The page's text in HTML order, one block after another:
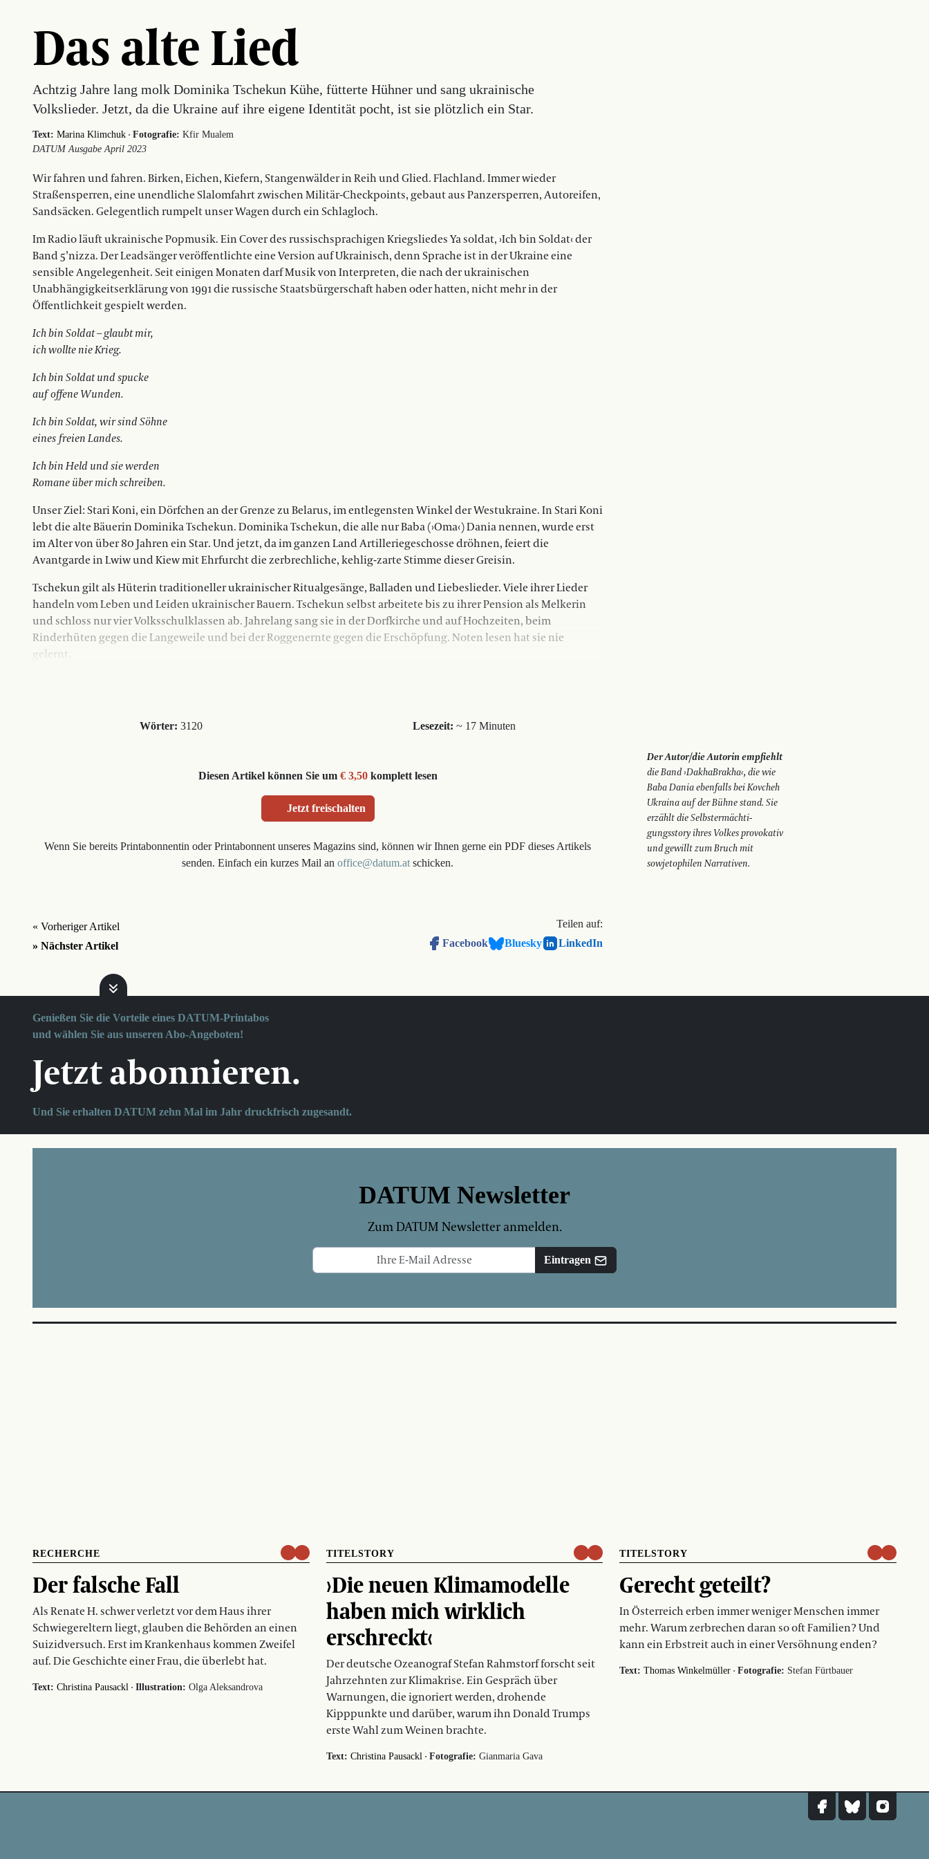
Das alte Lied
Achtzig Jahre lang molk Dominika Tschekun Kühe, fütterte Hühner und sang ukrainische
Volkslieder. Jetzt, da die Ukraine auf ihre eigene Identität pocht, ist sie plötzlich ein Star.
Text: Marina Klimchuk · Fotografie: Kfir Mualem
DATUM Ausgabe April 2023
Wir fahren und fahren. Birken, Eichen, Kiefern, Stangenwälder in Reih und Glied. Flachland. Immer wieder
Straßensperren, eine unendliche Slalomfahrt zwischen Militär-Checkpoints, gebaut aus Panzersperren, Autoreifen,
Sandsäcken. Gelegentlich rumpelt unser Wagen durch ein Schlagloch.
Im Radio läuft ukrainische Popmusik. Ein Cover des russischsprachigen Kriegsliedes Ya soldat, ›Ich bin Soldat‹ der
Band 5’nizza. Der Leadsänger veröffentlichte eine Version auf Ukrainisch, denn Sprache ist in der Ukraine eine
sensible Angelegenheit. Seit einigen Monaten darf Musik von Interpreten, die nach der ukrainischen
Unabhängigkeitserklärung von 1991 die russische Staatsbürgerschaft haben oder hatten, nicht mehr in der
Öffentlichkeit gespielt werden.
Ich bin Soldat – glaubt mir,
ich wollte nie Krieg.
Ich bin Soldat und spucke
auf offene Wunden.
Ich bin Soldat, wir sind Söhne
eines freien Landes.
Ich bin Held und sie werden
Romane über mich schreiben.
Unser Ziel: Stari Koni, ein Dörfchen an der Grenze zu Belarus, im entlegensten Winkel der Westukraine. In Stari Koni
lebt die alte Bäuerin Dominika Tschekun. Dominika Tschekun, die alle nur Baba (›Oma‹) Dania nennen, wurde erst
im Alter von über 80 Jahren ein Star. Und jetzt, da im ganzen Land Artilleriegeschosse dröhnen, feiert die
Avantgarde in Lwiw und Kiew mit Ehrfurcht die zerbrechliche, kehlig-zarte Stimme dieser Greisin.
Tschekun gilt als Hüterin traditioneller ukrainischer Ritualgesänge, Balladen und Liebeslieder. Viele ihrer Lieder
handeln vom Leben und Leiden ukrainischer Bauern. Tschekun selbst arbeitete bis zu ihrer Pension als Melkerin
und schloss nur vier Volksschulklassen ab. Jahrelang sang sie in der Dorfkirche und auf Hochzeiten, beim
Rinderhüten gegen die Langeweile und bei der Roggenernte gegen die Erschöpfung. Noten lesen hat sie nie
gelernt.
Wörter: 3120 Lesezeit: ~ 17 Minuten
Diesen Artikel können Sie um € 3,50komplett lesen
Jetzt freischalten
Wenn Sie bereits Printabonnentin oder Printabonnent unseres Magazins sind, können wir Ihnen gerne ein PDF dieses Artikels
senden. Einfach ein kurzes Mail anoffice@datum.at schicken.
Der Autor/die Autorin empfiehlt
die Band ›DakhaBrakha‹, die wie
Baba Dania ebenfalls bei Kovcheh
Ukraina auf der Bühne stand. Sie
erzählt die Selbstermächti­
gungsstory ihres Volkes provokativ
und ­gewillt zum Bruch mit
sowjetophilen Narrativen.
« Vorheriger Artikel
» Nächster Artikel
Teilen auf:
Facebook
Bluesky LinkedIn
Genießen Sie die Vorteile eines DATUM-Printabos
und wählen Sie aus unseren Abo-Angeboten!
Jetzt abonnieren.
Und Sie erhalten DATUM zehn Mal im Jahr druckfrisch zugesandt.
DATUM Newsletter
Zum DATUM Newsletter anmelden.
Eintragen
RECHERCHE
Der falsche Fall
Als Renate H. schwer verletzt vor dem Haus ihrer
Schwiegereltern liegt, glauben die Behörden an einen
Suizidversuch. Erst im Krankenhaus kommen Zweifel
auf. Die Geschichte einer Frau, die überlebt hat.
Text: Christina Pausackl · Illustration: Olga Aleksandrova
TITELSTORY
›Die neuen Klimamodelle
haben mich wirklich
erschreckt‹
Der deutsche Ozeanograf Stefan Rahmstorf forscht seit
Jahrzehnten zur Klimakrise. Ein Gespräch über
Warnungen, die ignoriert werden, drohende
Kipppunkte und darüber, warum ihn Donald Trumps
erste Wahl zum Weinen brachte.
Text: Christina Pausackl· Fotografie: Gianmaria Gava
TITELSTORY
Gerecht geteilt?
In Österreich erben immer weniger Menschen immer
mehr. Warum zerbrechen daran so oft Familien? Und
kann ein Erbstreit auch in einer Versöhnung enden?
Text: Thomas Winkelmüller ·Fotografie: Stefan Fürtbauer